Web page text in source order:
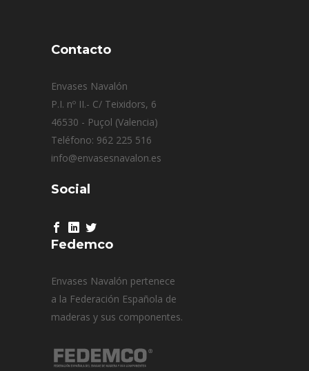
Contacto
Envases Navalón
P.I. nº II.- C/ Teixidors, 6
46530 - Puçol (Valencia)
Teléfono: 962 225 516
info@envasesnavalon.es
Social
Fedemco
Envases Navalón pertenece
a la Federación Española de
maderas y sus componentes.